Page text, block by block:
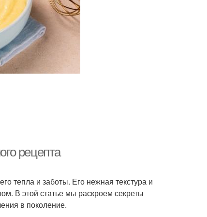
рецепта
тепла и заботы. Его нежная текстура и
В этой статье мы раскроем секреты
в поколение.